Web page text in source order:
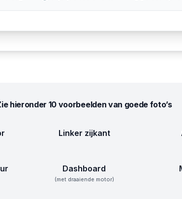
hieronder 10 voorbeelden van goede foto’s
Linker zijkant
Dashboard
(met draaiende motor)